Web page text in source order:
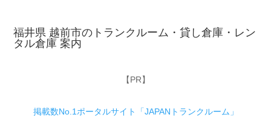
福井県 越前市のトランクルーム・貸し倉庫・レン
タル倉庫 案内
【PR】
掲載数No.1ポータルサイト「JAPANトランクルーム」